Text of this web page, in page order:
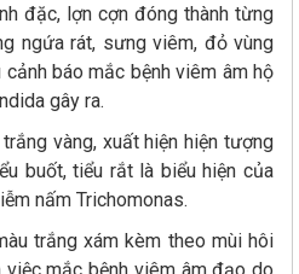
đặc, lợn cợn đóng thành từng
ngứa rát, sưng viêm, đỏ vùng
báo mắc bệnh viêm âm hộ
gây ra.
vàng, xuất hiện hiện tượng
buốt, tiểu rắt là biểu hiện của
nấm Trichomonas.
trắng xám kèm theo mùi hôi